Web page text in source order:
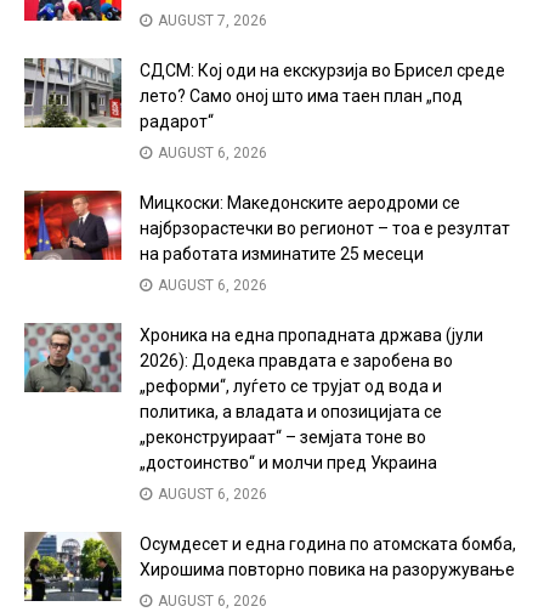
AUGUST 7, 2026
СДСМ: Кој оди на екскурзија во Брисел среде
лето? Само оној што има таен план „под
радарот“
AUGUST 6, 2026
Мицкоски: Македонските аеродроми се
најбрзорастечки во регионот – тоа е резултат
на работата изминатите 25 месеци
AUGUST 6, 2026
Хроника на една пропадната држава (јули
2026): Додека правдата е заробена во
„реформи“, луѓето се трујат од вода и
политика, а владата и опозицијата се
„реконструираат“ – земјата тоне во
„достоинство“ и молчи пред Украина
AUGUST 6, 2026
Осумдесет и една година по атомската бомба,
Хирошима повторно повика на разоружување
AUGUST 6, 2026